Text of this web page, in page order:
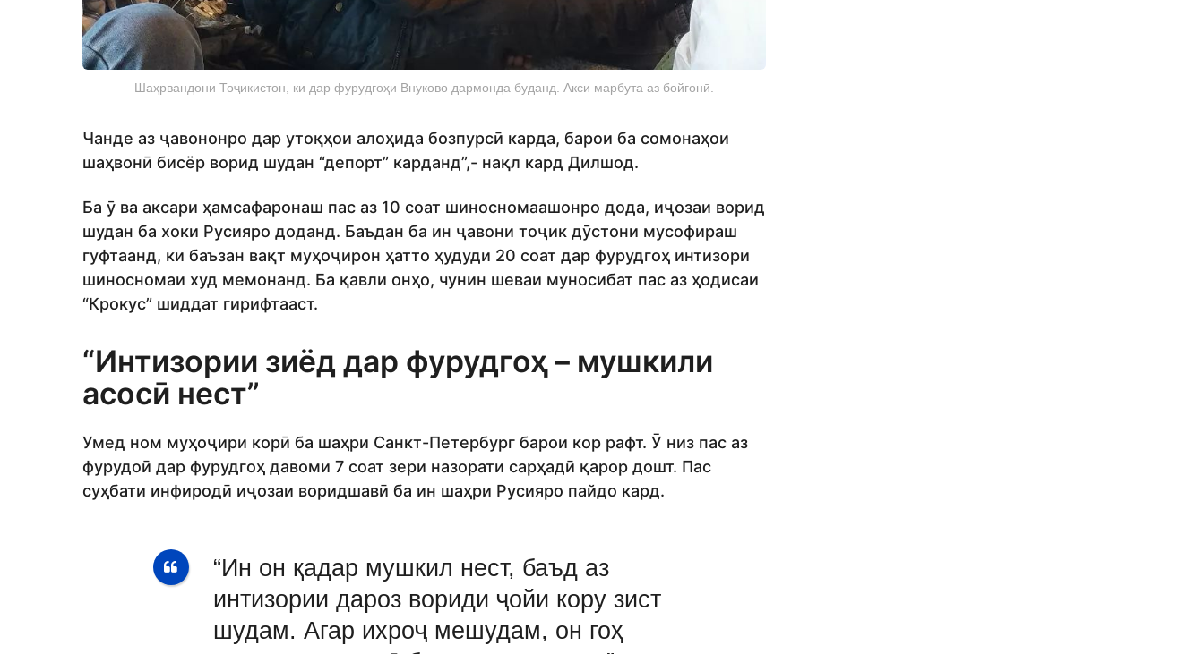
Шаҳрвандони Тоҷикистон, ки дар фурудгоҳи Внуково дармонда буданд. Акси марбута аз бойгонӣ.
Чанде аз ҷавононро дар утоқҳои алоҳида бозпурсӣ карда, барои ба сомонаҳои
шаҳвонӣ бисёр ворид шудан “депорт” карданд”,- нақл кард Дилшод.
Ба ӯ ва аксари ҳамсафаронаш пас аз 10 соат шиносномаашонро дода, иҷозаи ворид
шудан ба хоки Русияро доданд. Баъдан ба ин ҷавони тоҷик дӯстони мусофираш
гуфтаанд, ки баъзан вақт муҳоҷирон ҳатто ҳудуди 20 соат дар фурудгоҳ интизори
шиносномаи худ мемонанд. Ба қавли онҳо, чунин шеваи муносибат пас аз ҳодисаи
“Крокус” шиддат гирифтааст.
“Интизории зиёд дар фурудгоҳ – мушкили
асосӣ нест”
Умед ном муҳоҷири корӣ ба шаҳри Санкт-Петербург барои кор рафт. Ӯ низ пас аз
фурудоӣ дар фурудгоҳ давоми 7 соат зери назорати сарҳадӣ қарор дошт. Пас
суҳбати инфиродӣ иҷозаи воридшавӣ ба ин шаҳри Русияро пайдо кард.
“Ин он қадар мушкил нест, баъд аз
интизории дароз вориди ҷойи кору зист
шудам. Агар ихроҷ мешудам, он гоҳ